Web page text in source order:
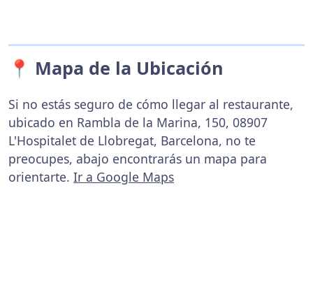
📍 Mapa de la Ubicación
Si no estás seguro de cómo llegar al restaurante,
ubicado en Rambla de la Marina, 150, 08907
L'Hospitalet de Llobregat, Barcelona, no te
preocupes, abajo encontrarás un mapa para
orientarte. Ir a Google Maps